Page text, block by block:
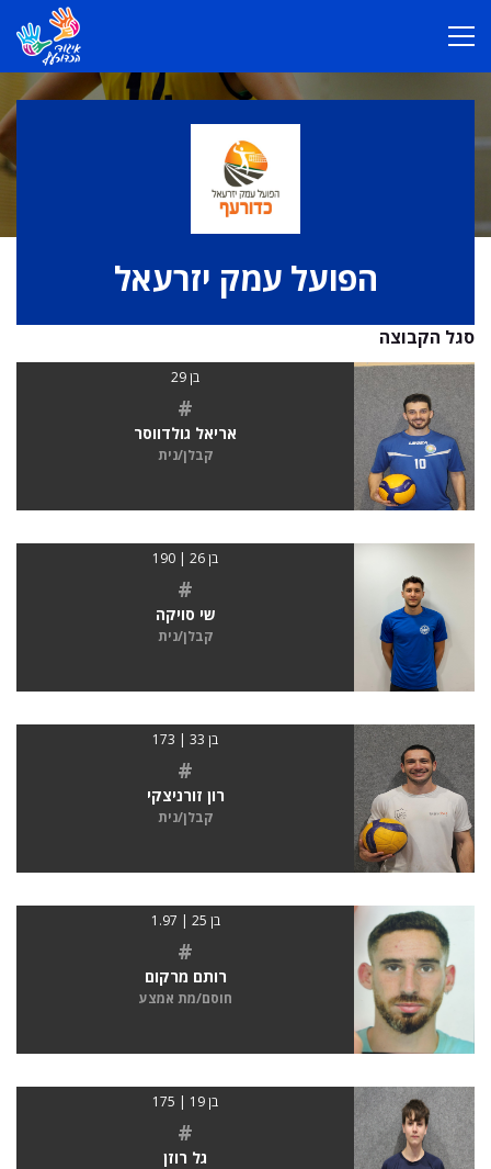
הפועל עמק יזרעאל
סגל הקבוצה
בן 29
#
אריאל גולדווסר
קבלן/נית
בן 26 | 190
#
שי סויקה
קבלן/נית
בן 33 | 173
#
רון זורניצקי
קבלן/נית
בן 25 | 1.97
#
רותם מרקום
חוסם/מת אמצע
בן 19 | 175
#
גל רוזן